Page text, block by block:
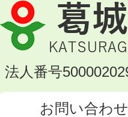
葛
城
市
KATSURAGI
法人番号
お問い合わせ